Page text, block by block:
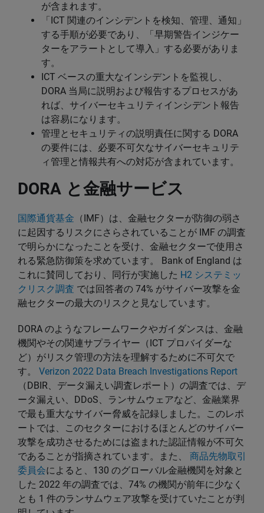
が含まれます。
「ICT 関連のインシデントを検知、管理、通知」
する手順が必要であり、「早期警告インジケー
ターをアラートとして導入」する必要がありま
す。
ICT ベースの重大なインシデントを監視し、
DORA 当局に説明および報告するプロセスがあ
れば、サイバーセキュリティインシデント報告
は容易になります。
管理とセキュリティの説明責任に関する DORA
の要件には、必要不可欠なサイバーセキュリテ
ィ管理と情報共有への対応が含まれています。
DORA と金融サービス
国際通貨基金 （IMF）は、金融セクターが防御の弱さ
に起因するリスクにさらされていることが IMF の調査
で明らかになったことを受け、金融セクターで使用さ
れる緊急防御策を求めています。 Bank of England は
これに賛同しており、同行が実施した H2 システミッ
クリスク調査 では回答者の 74% がサイバー攻撃を金
融セクターの最大のリスクと見なしています。
DORA のようなフレームワークやガイダンスは、金融
機関やその関連サプライヤー（ICT プロバイダーな
ど）がリスク管理の方法を理解するために不可欠で
す。 Verizon 2022 Data Breach Investigations Report
（DBIR、データ漏えい調査レポート）の調査では、デ
ータ漏えい、DDoS、ランサムウェアなど、金融業界
で最も重大なサイバー脅威を記録しました。このレポ
ートでは、このセクターにおけるほとんどのサイバー
攻撃を成功させるためには盗まれた認証情報が不可欠
であることが指摘されています。また、 商品先物取引
委員会によると、130 のグローバル金融機関を対象と
した 2022 年の調査では、74% の機関が前年に少なく
とも 1 件のランサムウェア攻撃を受けていたことが判